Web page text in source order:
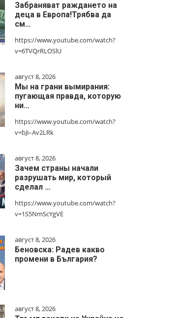
Забраняват раждането на
деца в Европа!Трябва да
см…
https://www.youtube.com/watch?
v=6TVQrRLOSlU
август 8, 2026
Мы на грани вымирания:
пугающая правда, которую
ни…
https://www.youtube.com/watch?
v=bJi–Av2LRk
август 8, 2026
Зачем страны начали
разрушать мир, который
сделал …
https://www.youtube.com/watch?
v=1S5NmScYgVE
август 8, 2026
Беновска: Радев какво
промени в България?
август 8, 2026